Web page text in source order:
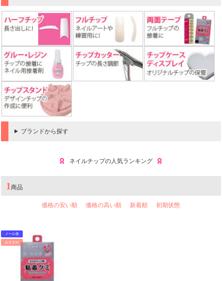
ブランドから探す
ネイルチップの人気ランキング
1商品
価格の安い順 価格の高い順 新着順 初期状態
メール便
おすすめ